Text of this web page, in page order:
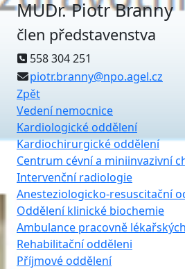
MUDr. Piotr Branny
člen představenstva
558 304 251
piotr.branny@npo.agel.cz
Zpět
Vedení nemocnice
Kardiologické oddělení
Kardiochirurgické oddělení
Centrum cévní a miniinvazivní
Intervenční radiologie
Anesteziologicko-resuscitační
Oddělení klinické biochemie
Ambulance pracovně
Rehabilitační odděleni
Příjmové oddělení